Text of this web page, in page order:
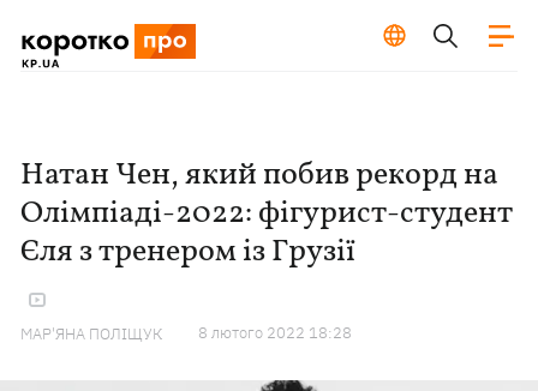
Натан Чен, який побив рекорд на
Олімпіаді-2022: фігурист-студент
Єля з тренером із Грузії
МАР'ЯНА ПОЛІЩУК 8 лютого 2022 18:28